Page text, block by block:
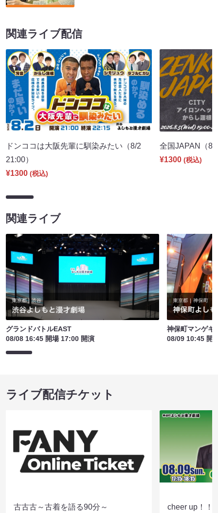
関連ライブ配信
ドンココは大阪先輩に馴染みたい（8/2
21:00）
¥1300 (税込)
全国JAPAN（
¥1300 (税込)
関連ライブ
グランドバトルEAST
08/08 16:45 開場 17:00 開演
神保町マンゲキ
08/09 10:45 開
ライブ配信チケット
古古古～古着を語る90分～
cheer up！